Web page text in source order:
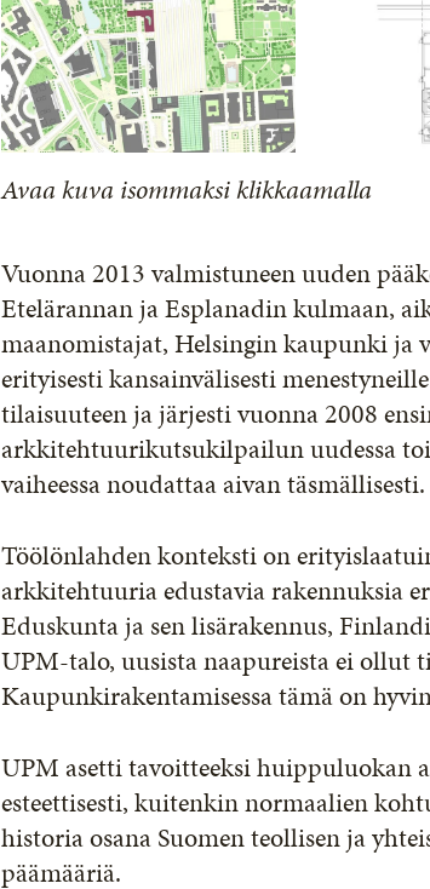
Avaa kuva isommaksi klikkaamalla
Vuonna 2013 valmistuneen uuden
Etelärannan ja Esplanadin kulmaan,
maanomistajat, Helsingin kaupunki ja
erityisesti kansainvälisesti
tilaisuuteen ja järjesti vuonna 2008
arkkitehtuurikutsukilpailun uudessa
vaiheessa noudattaa aivan täsmällisesti.
Töölönlahden konteksti on
arkkitehtuuria edustavia rakennuksia
Eduskunta ja sen lisärakennus,
UPM-talo, uusista naapureista ei ollut
Kaupunkirakentamisessa tämä on
UPM asetti tavoitteeksi huippuluokan
esteettisesti, kuitenkin normaalien
historia osana Suomen teollisen ja
päämääriä.